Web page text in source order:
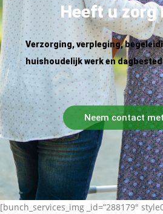
Heeft u zorg
Verzorging, verpleging,
huishoudelijk werk en
Neem contact
[bunch_services_img _id=”288179″